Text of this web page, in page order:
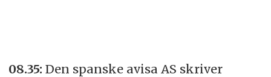
08.35: Den spanske avisa AS skriver